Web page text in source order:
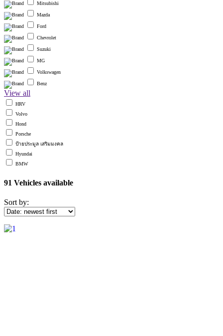
Mitsubishi
Mazda
Ford
Chevrolet
Suzuki
MG
Volkswagen
Benz
View all
HRV
Volvo
Hond
Porsche
ป้ายประมูล เสริมมงคล
Hyundai
BMW
91 Vehicles available
Sort by: